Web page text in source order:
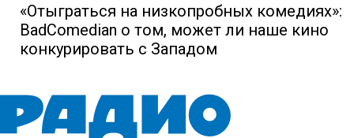
«Отыграться на низкопробных комедиях»:
BadComedian о том, может ли наше кино
конкурировать с Западом